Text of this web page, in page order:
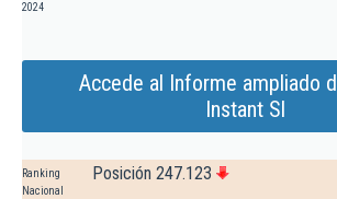
2024
Accede al Informe ampliado
Instant Sl
Ranking
Nacional
Posición 247.123